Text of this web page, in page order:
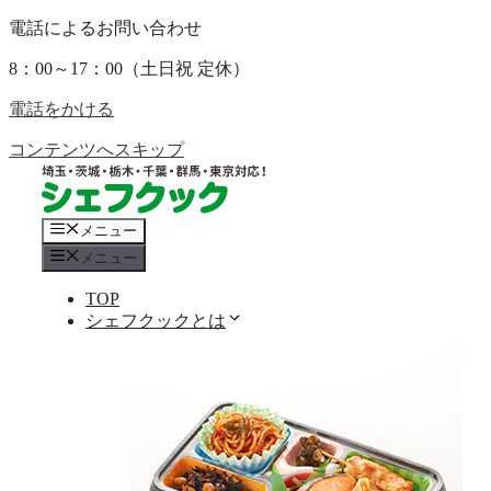
電話によるお問い合わせ
8：00～17：00（土日祝 定休）
電話をかける
コンテンツへスキップ
メニュー
メニュー
TOP
シェフクックとは